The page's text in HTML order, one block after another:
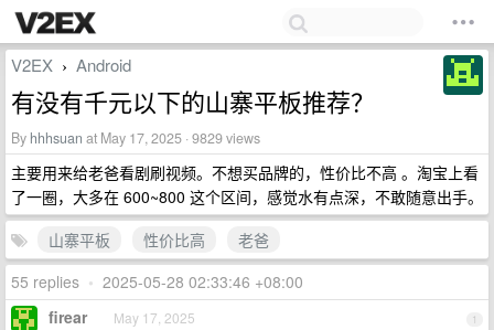
V2EX › Android
有没有千元以下的山寨平板推荐？
By hhhsuan at May 17, 2025 · 9829 views
主要用来给老爸看剧刷视频。不想买品牌的，性价比不高 。淘宝上看
了一圈，大多在 600~800 这个区间，感觉水有点深，不敢随意出手。
山寨平板
性价比高
老爸
55 replies • 2025-05-28 02:33:46 +08:00
1
firear May 17, 2025